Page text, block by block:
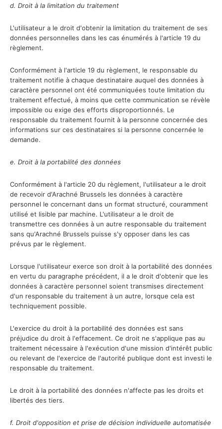
d. Droit à la limitation du traitement
L'utilisateur a le droit d'obtenir la limitation du traitement de ses
données personnelles dans les cas énumérés à l'article 19 du
règlement.
Conformément à l'article 19 du règlement, le responsable du
traitement notifie à chaque destinataire auquel des données à
caractère personnel ont été communiquées toute limitation du
traitement effectué, à moins que cette communication se révèle
impossible ou exige des efforts disproportionnés. Le
responsable du traitement fournit à la personne concernée des
informations sur ces destinataires si la personne concernée le
demande.
e. Droit à la portabilité des données
Conformément à l'article 20 du règlement, l'utilisateur a le droit
de recevoir d'Arachné Brussels les données à caractère
personnel le concernant dans un format structuré, couramment
utilisé et lisible par machine. L'utilisateur a le droit de
transmettre ces données à un autre responsable du traitement
sans qu'Arachné Brussels puisse s'y opposer dans les cas
prévus par le règlement.
Lorsque l'utilisateur exerce son droit à la portabilité des données
en vertu du paragraphe précédent, il a le droit d'obtenir que les
données à caractère personnel soient transmises directement
d'un responsable du traitement à un autre, lorsque cela est
techniquement possible.
L'exercice du droit à la portabilité des données est sans
préjudice du droit à l'effacement. Ce droit ne s'applique pas au
traitement nécessaire à l'exécution d'une mission d'intérêt public
ou relevant de l'exercice de l'autorité publique dont est investi le
responsable du traitement.
Le droit à la portabilité des données n'affecte pas les droits et
libertés des tiers.
f. Droit d'opposition et prise de décision individuelle automatisée